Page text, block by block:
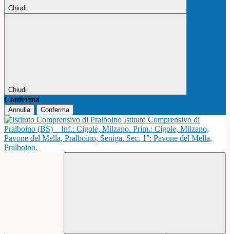
Chiudi
Chiudi
Conferma
Annulla Conferma
Istituto Comprensivo di
Pralboino (BS)
Inf.: Cigole, Milzano. Prim.: Cigole, Milzano,
Pavone del Mella, Pralboino, Seniga. Sec. 1°: Pavone del Mella,
Pralboino.